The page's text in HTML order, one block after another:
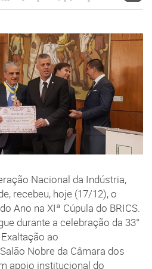
Nacional da Indústria,
recebeu, hoje (17/12), o
Ano na XIª Cúpula do BRICS.
durante a celebração da 33°
ao
Nobre da Câmara dos
apoio institucional do